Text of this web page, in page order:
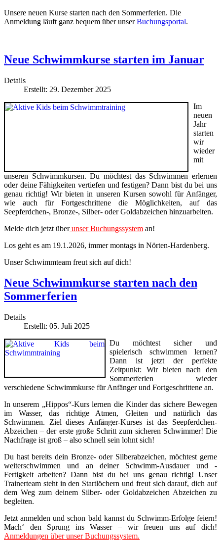
Unsere neuen Kurse starten nach den Sommerferien. Die
Anmeldung läuft ganz bequem über unserBuchungsportal.
Neue Schwimmkurse starten im Januar
Details
Erstellt: 29. Dezember 2025
Im
neuen
Jahr
starten
wir
wieder
mit
unseren Schwimmkursen. Du möchtest das Schwimmen erlernen
oder deine Fähigkeiten vertiefen und festigen? Dann bist du bei uns
genau richtig! Wir bieten in unseren Kursen sowohl für Anfänger,
wie auch für Fortgeschrittene die Möglichkeiten, auf das
Seepferdchen-, Bronze-, Silber- oder Goldabzeichen hinzuarbeiten.
Melde dich jetzt überunser Buchungssystem an!
Los geht es am 19.1.2026, immer montags in Nörten-Hardenberg.
Unser Schwimmteam freut sich auf dich!
Neue Schwimmkurse starten nach den
Sommerferien
Details
Erstellt: 05. Juli 2025
Du möchtest sicher und
spielerisch schwimmen lernen?
Dann ist jetzt der perfekte
Zeitpunkt: Wir bieten nach den
Sommerferien wieder
verschiedene Schwimmkurse für Anfänger und Fortgeschrittene an.
In unserem „Hippos“-Kurs lernen die Kinder das sichere Bewegen
im Wasser, das richtige Atmen, Gleiten und natürlich das
Schwimmen. Ziel dieses Anfänger-Kurses ist das Seepferdchen-
Abzeichen – der erste große Schritt zum sicheren Schwimmer! Die
Nachfrage ist groß – also schnell sein lohnt sich!
Du hast bereits dein Bronze- oder Silberabzeichen, möchtest gerne
weiterschwimmen und an deiner Schwimm-Ausdauer und -
Fertigkeit arbeiten? Dann bist du bei uns genau richtig! Unser
Trainerteam steht in den Startlöchern und freut sich darauf, dich auf
dem Weg zum deinem Silber- oder Goldabzeichen Abzeichen zu
begleiten.
Jetzt anmelden und schon bald kannst du Schwimm-Erfolge feiern!
Mach‘ den Sprung ins Wasser – wir freuen uns auf dich!
Anmeldungen über unser Buchungssystem.